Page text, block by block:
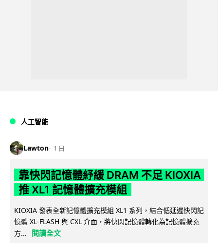
人工智能
Lawton 1 日
靠快閃記憶體紓緩 DRAM 不足 KIOXIA
推 XL1 記憶體擴充模組
KIOXIA 發表全新記憶體擴充模組 XL1 系列，結合低延遲快閃記
憶體 XL-FLASH 與 CXL 介面，將快閃記憶體轉化為記憶體擴充
方...
閱讀全文